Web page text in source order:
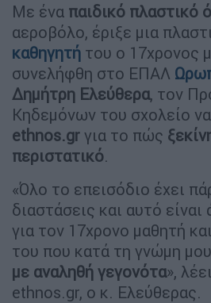
Με ένα παιδικό πλαστικό
αεροβόλο, έριξε μια
καθηγητή του ο 17χρονος
συνελήφθη στο ΕΠΑΛ
Δημήτρη Ελεύθερα, τον
Κηδεμόνων του σχολείο
ethnos.gr για το πώς
περιστατικό.
«Όλο το επεισόδιο έχει
διαστάσεις και αυτό είναι
για τον 17χρονο μαθητή
του που κατά τη γνώμη μου
με αναληθή γεγονότα»,
ethnos.gr, ο κ. Ελεύθερας.